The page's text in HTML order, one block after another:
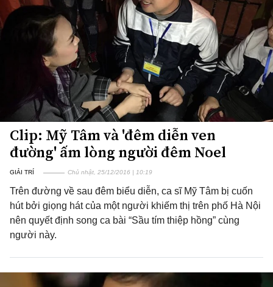
Clip: Mỹ Tâm và 'đêm diễn ven
đường' ấm lòng người đêm Noel
GIẢI TRÍ Chủ nhật, 25/12/2016 | 10:19
Trên đường về sau đêm biểu diễn, ca sĩ Mỹ Tâm bị cuốn
hút bởi giọng hát của một người khiếm thị trên phố Hà Nội
nên quyết định song ca bài “Sầu tím thiệp hồng” cùng
người này.